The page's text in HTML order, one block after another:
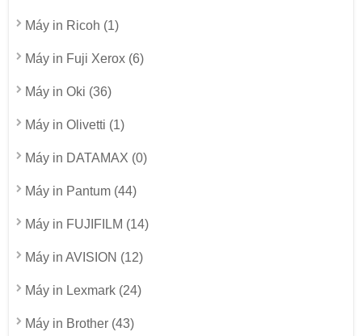
Máy in Ricoh (1)
Máy in Fuji Xerox (6)
Máy in Oki (36)
Máy in Olivetti (1)
Máy in DATAMAX (0)
Máy in Pantum (44)
Máy in FUJIFILM (14)
Máy in AVISION (12)
Máy in Lexmark (24)
Máy in Brother (43)